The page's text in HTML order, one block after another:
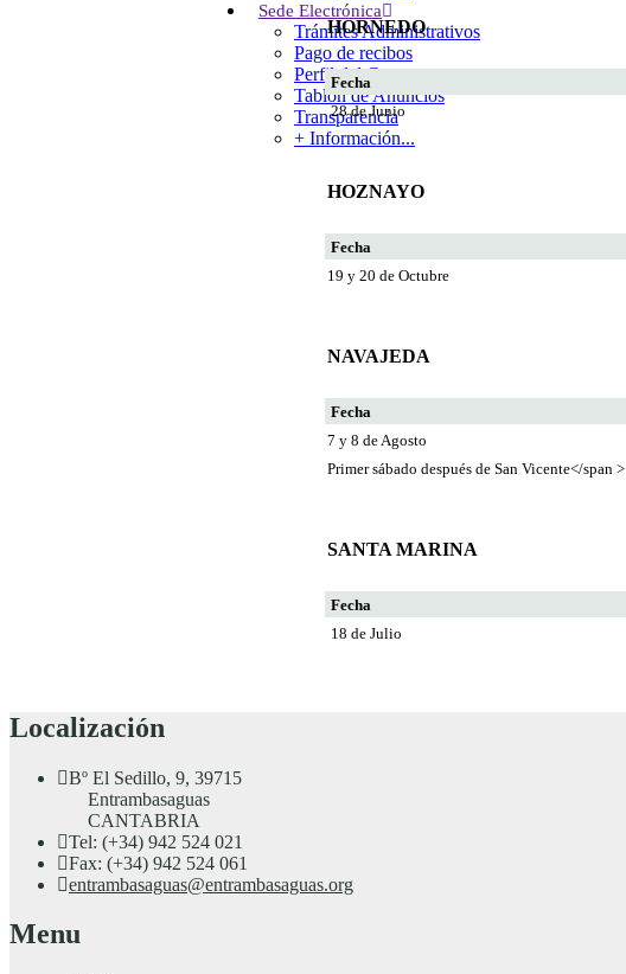
Sede Electrónica
Trámites Administrativos
Pago de recibos
Perfil del Contratante
Tablón de Anuncios
Transparencia
+ Información...
HORNEDO
Fecha
28 de Junio
HOZNAYO
Fecha
19 y 20 de Octubre
NAVAJEDA
Fecha
7 y 8 de Agosto
Primer sábado después de San Vicente</span >
SANTA MARINA
Fecha
18 de Julio
Localización
Bº El Sedillo, 9, 39715
Entrambasaguas
CANTABRIA
Tel: (+34) 942 524 021
Fax: (+34) 942 524 061
entrambasaguas@entrambasaguas.org
Menu